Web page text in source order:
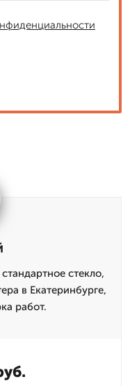
стекло,
в Екатеринбурге,
работ.